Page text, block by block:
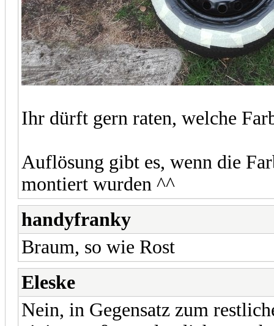
Ihr dürft gern raten, welche
Auflösung gibt es, wenn die
montiert wurden ^^
handyfranky
Braum, so wie Rost
Eleske
Nein, in Gegensatz zum